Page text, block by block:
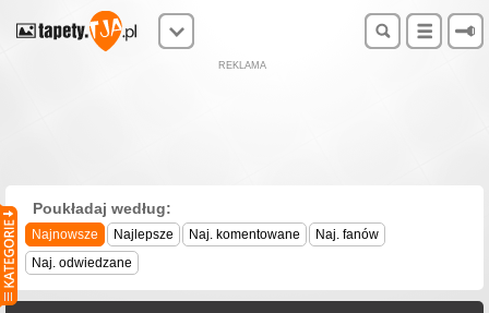
REKLAMA
Poukładaj według:
Najnowsze Najlepsze Naj. komentowane
Naj. fanów
Naj. odwiedzane